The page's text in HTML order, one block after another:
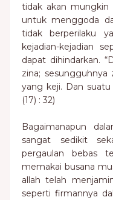
tidak akan mungkin
untuk menggoda
tidak berperilaku
kejadian-kejadian
dapat dihindarkan.
zina;
yang keji. Dan suatu
(17) : 32)
Bagaimanapun
sangat sedikit
pergaulan bebas
memakai busana
allah telah
seperti firmannya